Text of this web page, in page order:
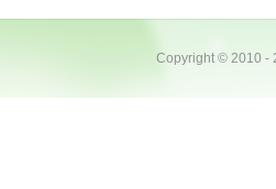
Copyright © 2010 -